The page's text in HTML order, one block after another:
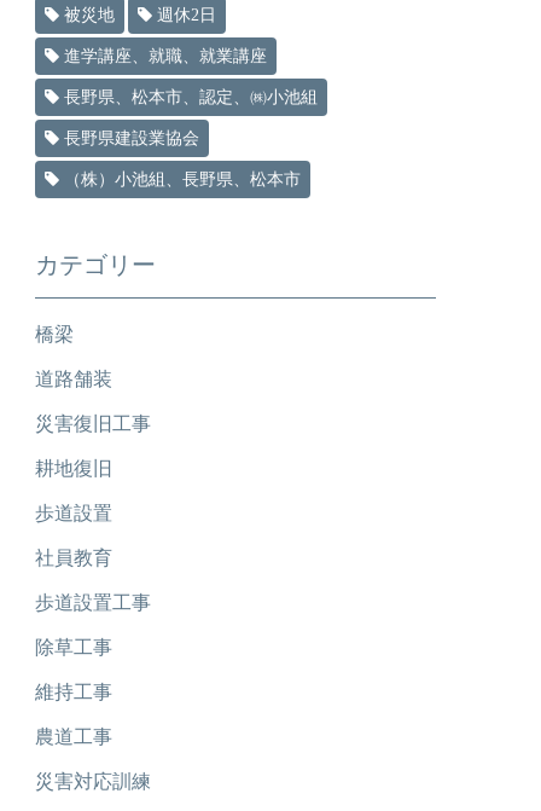
被災地 週休2日
進学講座、就職、就業講座
長野県、松本市、認定、㈱小池組
長野県建設業協会
（株）小池組、長野県、松本市
カテゴリー
橋梁
道路舗装
災害復旧工事
耕地復旧
歩道設置
社員教育
歩道設置工事
除草工事
維持工事
農道工事
災害対応訓練